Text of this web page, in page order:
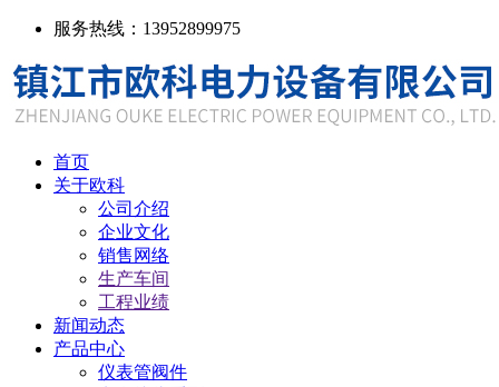
服务热线：13952899975
首页
关于欧科
公司介绍
企业文化
销售网络
生产车间
工程业绩
新闻动态
产品中心
仪表管阀件